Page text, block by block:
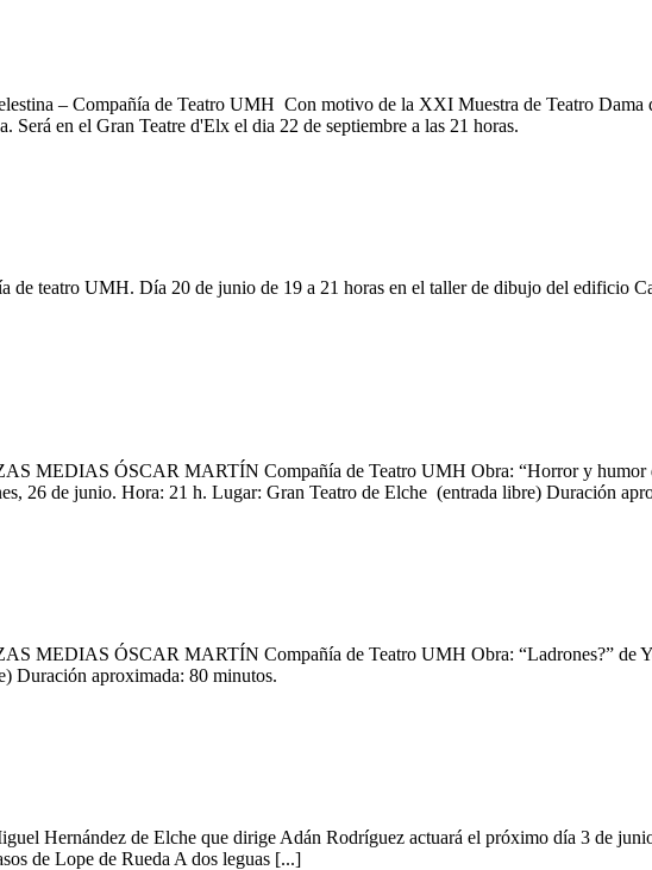
– Compañía de Teatro UMH Con motivo de la XXI Muestra de Teatro
en el Gran Teatre d'Elx el dia 22 de septiembre a las 21 horas.
de teatro UMH. Día 20 de junio de 19 a 21 horas en el taller de dibujo del edificio
MEDIAS ÓSCAR MARTÍN Compañía de Teatro UMH Obra: “Horror y humor
26 de junio. Hora: 21 h. Lugar: Gran Teatro de Elche (entrada libre) Duración
MEDIAS ÓSCAR MARTÍN Compañía de Teatro UMH Obra: “Ladrones?” de
Duración aproximada: 80 minutos.
Hernández de Elche que dirige Adán Rodríguez actuará el próximo día 3 de
de Lope de Rueda A dos leguas [...]